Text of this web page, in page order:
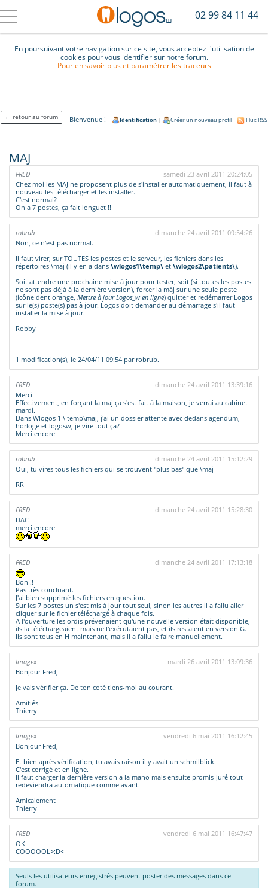
En poursuivant votre navigation sur ce site, vous acceptez l'utilisation de
cookies pour vous identifier sur notre forum.
Pour en savoir plus et paramétrer les traceurs
02 99 84 11 44
← retour au forum Bienvenue ! | Identification | Créer un nouveau profil | Flux RSS
MAJ
FRED
samedi 23 avril 2011 20:24:05
Chez moi les MAJ ne proposent plus de s'installer automatiquement, il faut à
nouveau les télécharger et les installer.
C'est normal?
On a 7 postes, ça fait longuet !!
robrub
dimanche 24 avril 2011 09:54:26
Non, ce n'est pas normal.
Il faut virer, sur TOUTES les postes et le serveur, les fichiers dans les
répertoires \maj (il y en a dans \wlogos1\temp\ et \wlogos2\patients\).
Soit attendre une prochaine mise à jour pour tester, soit (si toutes les postes
ne sont pas déjà à la dernière version), forcer la màj sur une seule poste
(icône dent orange, Mettre à jour Logos_w en ligne) quitter et redémarrer Logos
sur le(s) poste(s) pas à jour. Logos doit demander au démarrage s'il faut
installer la mise à jour.
Robby
1 modification(s), le 24/04/11 09:54 par robrub.
FRED
dimanche 24 avril 2011 13:39:16
Merci
Effectivement, en forçant la maj ça s'est fait à la maison, je verrai au cabinet
mardi.
Dans Wlogos 1 \ temp\maj, j'ai un dossier attente avec dedans agendum,
horloge et logosw, je vire tout ça?
Merci encore
robrub
dimanche 24 avril 2011 15:12:29
Oui, tu vires tous les fichiers qui se trouvent "plus bas" que \maj
RR
FRED
dimanche 24 avril 2011 15:28:30
DAC
merci encore
FRED dimanche 24 avril 2011 17:13:18
Bon !!
Pas très concluant.
J'ai bien supprimé les fichiers en question.
Sur les 7 postes un s'est mis à jour tout seul, sinon les autres il a fallu aller
cliquer sur le fichier téléchargé à chaque fois.
A l'ouverture les ordis prévenaient qu'une nouvelle version était disponible,
ils la téléchargeaient mais ne l'exécutaient pas, et ils restaient en version G.
Ils sont tous en H maintenant, mais il a fallu le faire manuellement.
Imagex
mardi 26 avril 2011 13:09:36
Bonjour Fred,
Je vais vérifier ça. De ton coté tiens-moi au courant.
Amitiés
Thierry
Imagex
vendredi 6 mai 2011 16:12:45
Bonjour Fred,
Et bien après vérification, tu avais raison il y avait un schmilblick.
C'est corrigé et en ligne.
Il faut charger la dernière version a la mano mais ensuite promis-juré tout
redeviendra automatique comme avant.
Amicalement
Thierry
FRED
vendredi 6 mai 2011 16:47:47
OK
COOOOOL>:D<
Seuls les utilisateurs enregistrés peuvent poster des messages dans ce
forum.